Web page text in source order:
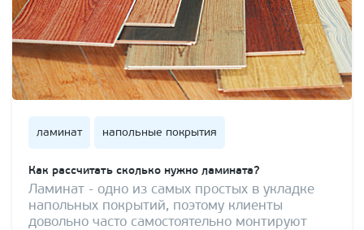
ламинат напольные покрытия
Как рассчитать сколько нужно ламината?
Ламинат - одно из самых простых в укладке
напольных покрытий, поэтому клиенты
довольно часто самостоятельно монтируют